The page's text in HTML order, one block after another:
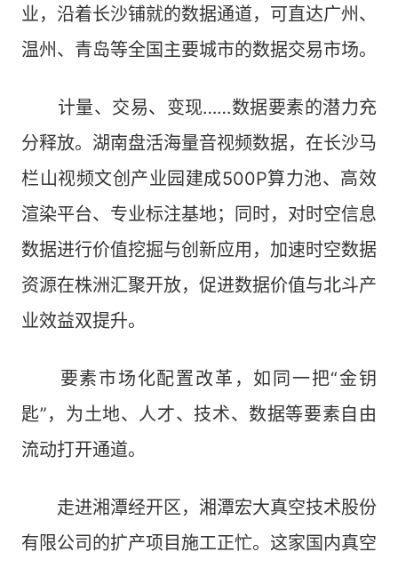
业，沿着长沙铺就的数据通道，可直达广州、
温州、青岛等全国主要城市的数据交易市场。
计量、交易、变现……数据要素的潜力充
分释放。湖南盘活海量音视频数据，在长沙马
栏山视频文创产业园建成500P算力池、高效
渲染平台、专业标注基地；同时，对时空信息
数据进行价值挖掘与创新应用，加速时空数据
资源在株洲汇聚开放，促进数据价值与北斗产
业效益双提升。
要素市场化配置改革，如同一把“金钥
匙”，为土地、人才、技术、数据等要素自由
流动打开通道。
走进湘潭经开区，湘潭宏大真空技术股份
有限公司的扩产项目施工正忙。这家国内真空